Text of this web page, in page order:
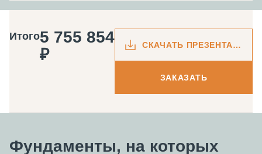
Итого5 755 854
₽
СКАЧАТЬ ПРЕЗЕНТАЦИЮ
ЗАКАЗАТЬ
Фундаменты, на которых